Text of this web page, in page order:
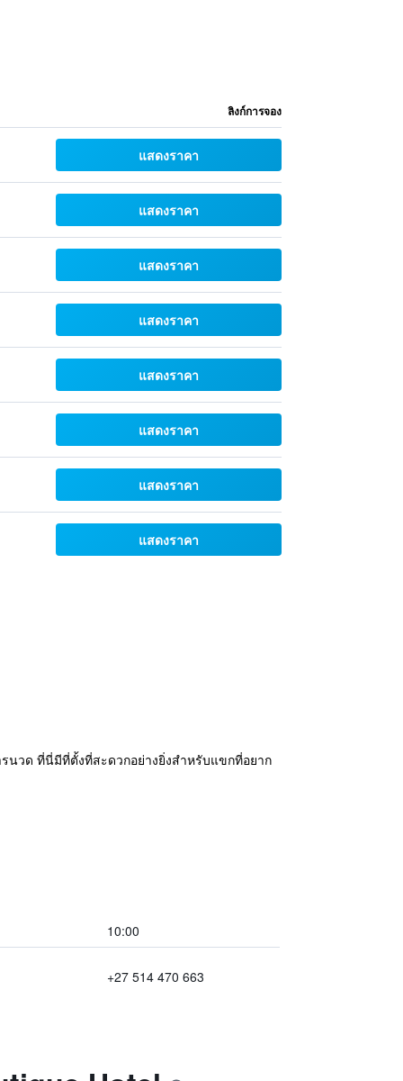
ลิงก์การจอง
แสดงราคา
แสดงราคา
แสดงราคา
แสดงราคา
แสดงราคา
แสดงราคา
แสดงราคา
แสดงราคา
นวด ที่นี่มีที่ตั้งที่สะดวกอย่างยิ่งสำหรับแขกที่อยาก
10:00
+27 514 470 663